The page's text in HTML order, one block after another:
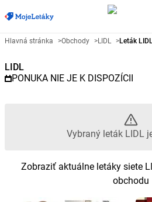
Reklamný leták
Hlavná stránka >Obchody >LIDL >Leták
LIDL
PONUKA NIE JE K DISPOZÍCII
Vybraný leták LIDL
Zobraziť aktuálne letáky siete
obchodu